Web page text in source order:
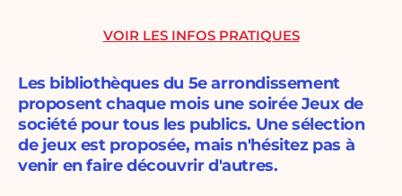
Les bibliothèques du 5e arrondissement
proposent chaque mois une soirée Jeux de
société pour tous les publics. Une sélection
de jeux est proposée, mais n'hésitez pas à
venir en faire découvrir d'autres.
VOIR LES INFOS PRATIQUES